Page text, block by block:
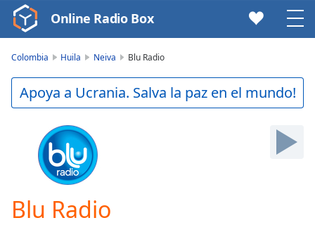
Video
Player
Play
Video
Backward
Current
Time 0:00
Online Radio Box
Colombia Huila Neiva Blu Radio
Apoya a Ucrania. Salva la paz en el mundo!
Blu Radio